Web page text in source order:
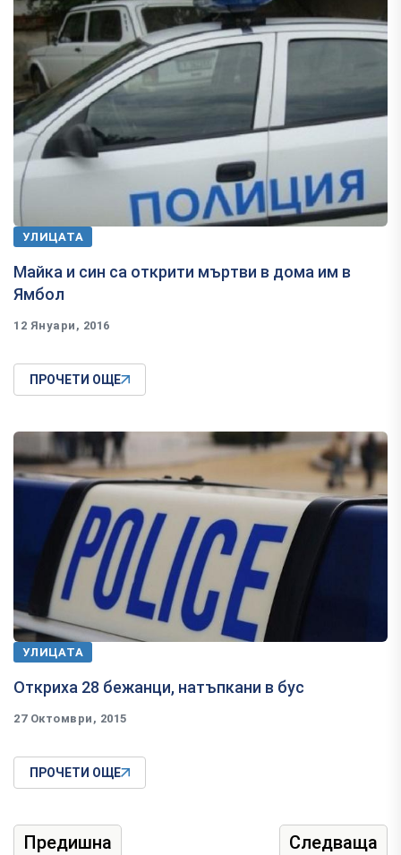
УЛИЦАТА
Майка и син са открити мъртви в дома им в
Ямбол
12 Януари, 2016
ПРОЧЕТИ ОЩЕ
УЛИЦАТА
Откриха 28 бежанци, натъпкани в бус
27 Октомври, 2015
ПРОЧЕТИ ОЩЕ
Предишна Следваща